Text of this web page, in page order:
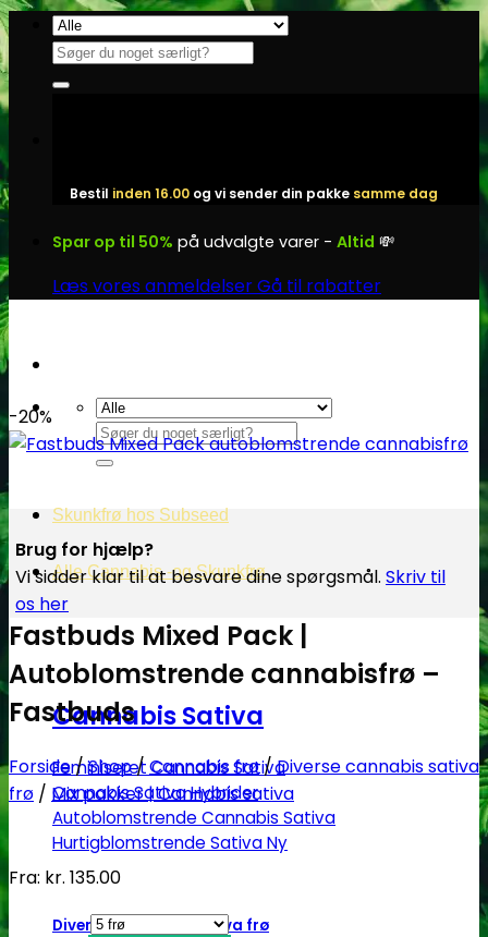
Fortsæt
indhold
Søg
efter:
Bestil inden 16.00 og vi sender din pakke samme dag
Spar op til 50% på udvalgte varer - Altid 💸
Læs vores anmeldelserGå til rabatter
Søg
efter:
Skunkfrø hos Subseed
Alle Cannabis -og Skunkfrø
Cannabis Sativa
Feminiseret Cannabis Sativa
Cannabis Sativa Hybrider
Autoblomstrende Cannabis Sativa
Hurtigblomstrende Sativa
Diverse Cannabis Sativa frø
-20%
Brug for hjælp?
Vi sidder klar til at besvare dine spørgsmål. Skriv til
os her
Fastbuds Mixed Pack |
Autoblomstrende cannabisfrø –
Fastbuds
Forside/Shop/Cannabis frø/Diverse cannabis sativa
frø / Mix pakker | Cannabis sativa
Fra: kr. 135.00